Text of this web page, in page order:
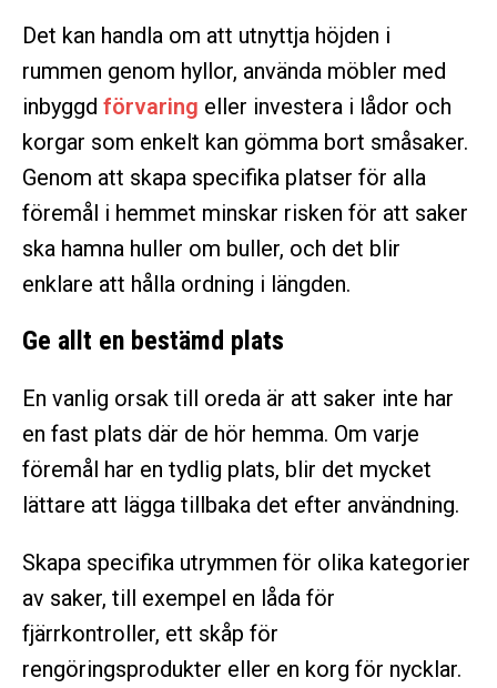
Det kan handla om att utnyttja höjden i
rummen genom hyllor, använda möbler med
inbyggd förvaring eller investera i lådor och
korgar som enkelt kan gömma bort småsaker.
Genom att skapa specifika platser för alla
föremål i hemmet minskar risken för att saker
ska hamna huller om buller, och det blir
enklare att hålla ordning i längden.
Ge allt en bestämd plats
En vanlig orsak till oreda är att saker inte har
en fast plats där de hör hemma. Om varje
föremål har en tydlig plats, blir det mycket
lättare att lägga tillbaka det efter användning.
Skapa specifika utrymmen för olika kategorier
av saker, till exempel en låda för
fjärrkontroller, ett skåp för
rengöringsprodukter eller en korg för nycklar.